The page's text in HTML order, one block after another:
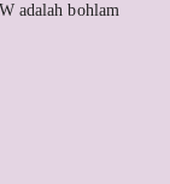
adalah bohlam